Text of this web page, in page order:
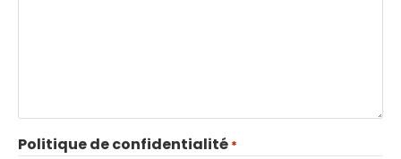
Politique de confidentialité *